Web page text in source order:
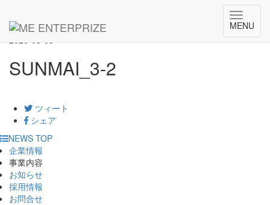
Toggle
MENU
2020-03-03
SUNMAI_3-2
ツィート
シェア
NEWS TOP
企業情報
事業内容
お知らせ
採用情報
お問合せ